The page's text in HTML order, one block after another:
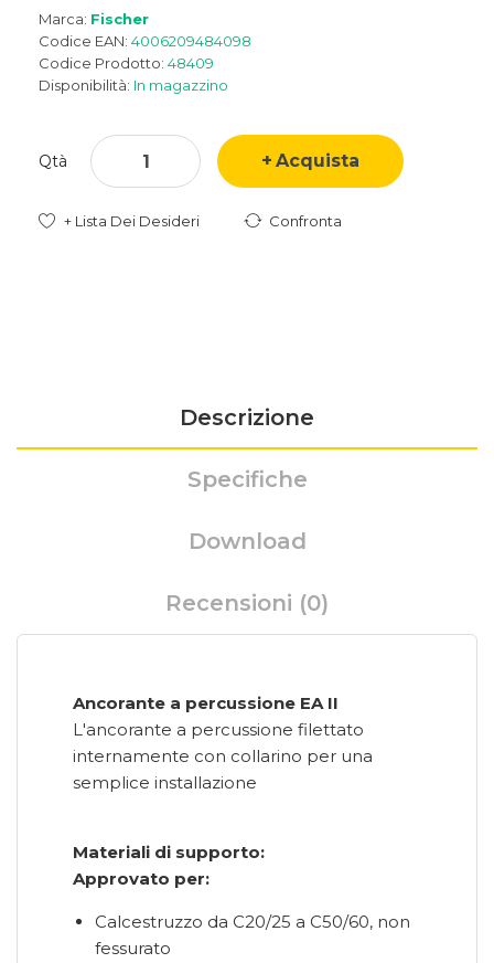
Marca: Fischer
Codice EAN: 4006209484098
Codice Prodotto: 48409
Disponibilità: In magazzino
Qtà Acquista
+ Lista Dei Desideri Confronta
Descrizione
Specifiche
Download
Recensioni (0)
Ancorante a percussione EA II
L'ancorante a percussione filettato
internamente con collarino per una
semplice installazione
Materiali di supporto:
Approvato per:
Calcestruzzo da C20/25 a C50/60, non
fessurato